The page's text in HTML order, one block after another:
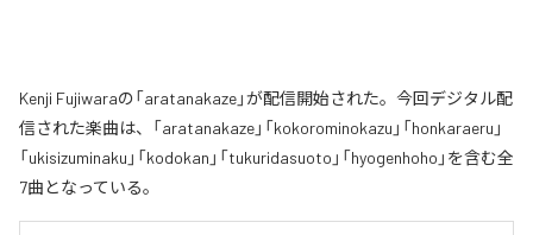
Kenji Fujiwaraの「aratanakaze」が配信開始された。今回デジタル配
信された楽曲は、「aratanakaze」「kokorominokazu」「honkaraeru」
「ukisizuminaku」「kodokan」「tukuridasuoto」「hyogenhoho」を含む全
7曲となっている。